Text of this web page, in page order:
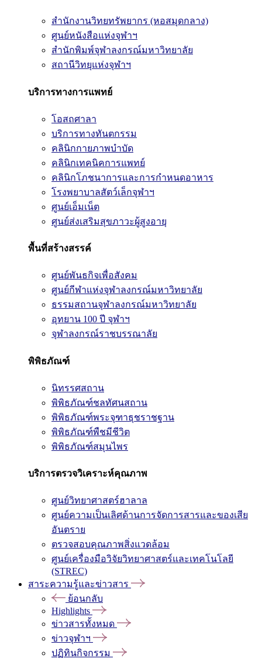
สำนักงานวิทยทรัพยากร (หอสมุดกลาง)
ศูนย์หนังสือแห่งจุฬาฯ
สำนักพิมพ์จุฬาลงกรณ์มหาวิทยาลัย
สถานีวิทยุแห่งจุฬาฯ
บริการทางการแพทย์
โอสถศาลา
บริการทางทันตกรรม
คลินิกกายภาพบำบัด
คลินิกเทคนิคการแพทย์
คลินิกโภชนาการและการกำหนดอาหาร
โรงพยาบาลสัตว์เล็กจุฬาฯ
ศูนย์เอ็มเน็ต
ศูนย์ส่งเสริมสุขภาวะผู้สูงอายุ
พื้นที่สร้างสรรค์
ศูนย์พันธกิจเพื่อสังคม
ศูนย์กีฬาแห่งจุฬาลงกรณ์มหาวิทยาลัย
ธรรมสถานจุฬาลงกรณ์มหาวิทยาลัย
อุทยาน 100 ปี จุฬาฯ
จุฬาลงกรณ์ราชบรรณาลัย
พิพิธภัณฑ์
นิทรรศสถาน
พิพิธภัณฑ์ชลทัศนสถาน
พิพิธภัณฑ์พระจุฑาธุชราชฐาน
พิพิธภัณฑ์พืชมีชีวิต
พิพิธภัณฑ์สมุนไพร
บริการตรวจวิเคราะห์คุณภาพ
ศูนย์วิทยาศาสตร์ฮาลาล
ศูนย์ความเป็นเลิศด้านการจัดการสารและของเสีย
อันตราย
ตรวจสอบคุณภาพสิ่งแวดล้อม
ศูนย์เครื่องมือวิจัยวิทยาศาสตร์และเทคโนโลยี
(STREC)
สาระความรู้และข่าวสาร
ย้อนกลับ
Highlights
ข่าวสารทั้งหมด
ข่าวจุฬาฯ
ปฏิทินกิจกรรม